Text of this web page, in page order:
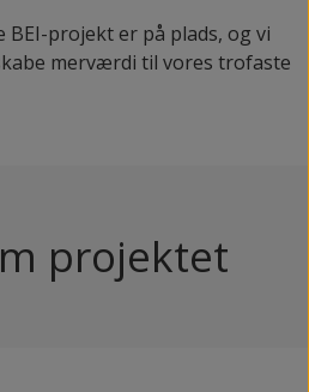
projekt er på plads, og vi
merværdi til vores trofaste
projektet